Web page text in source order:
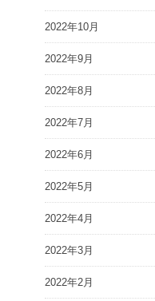
2022年10月
2022年9月
2022年8月
2022年7月
2022年6月
2022年5月
2022年4月
2022年3月
2022年2月